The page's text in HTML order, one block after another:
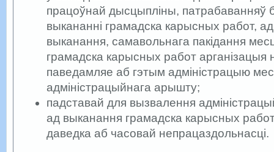
працоўнай дысцыпліны, патрабаванняў
выкананні грамадска карысных работ,
выканання, самавольнага пакідання
грамадска карысных работ арганізацыя
паведамляе аб гэтым адміністрацыю
адміністрацыйнага арышту;
падставай для вызвалення
ад выканання грамадска карысных
даведка аб часовай непрацаздольнасці.